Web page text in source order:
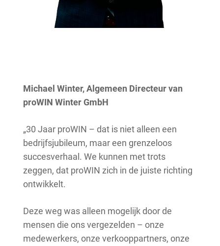
Michael Winter, Algemeen Directeur van
proWIN Winter GmbH
„30 Jaar proWIN – dat is niet alleen een
bedrijfsjubileum, maar een grenzeloos
succesverhaal. We kunnen met trots
zeggen, dat proWIN zich in de juiste richting
ontwikkelt.
Deze weg was alleen mogelijk door de
mensen die ons vergezelden – onze
medewerkers, onze verkooppartners, onze